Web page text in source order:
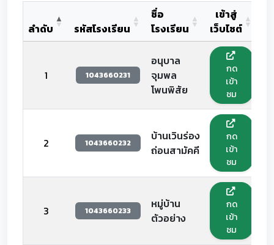
ลำดับ รหัสโรงเรียน
ชื่อ
โรงเรียน
เข้าสู่
เว็บไซต์
1 1043660231
อนุบาล
จุมพล
โพนพิสัย
กด
เข้า
ชม
2 1043660232
บ้านเวินร่อง
ถ่อนสามัคคี
กด
เข้า
ชม
3 1043660233
หมู่บ้าน
ตัวอย่าง
กด
เข้า
ชม